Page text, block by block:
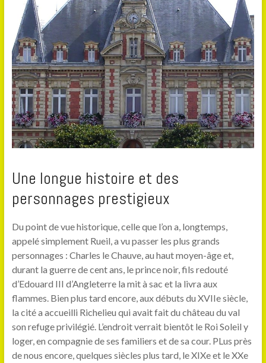
Une longue histoire et des
personnages prestigieux
Du point de vue historique, celle que l’on a, longtemps,
appelé simplement Rueil, a vu passer les plus grands
personnages : Charles le Chauve, au haut moyen-âge et,
durant la guerre de cent ans, le prince noir, fils redouté
d’Edouard III d’Angleterre la mit à sac et la livra aux
flammes. Bien plus tard encore, aux débuts du XVIIe siècle,
la cité a accueilli Richelieu qui avait fait du château du val
son refuge privilégié. L’endroit verrait bientôt le Roi Soleil y
loger, en compagnie de ses familiers et de sa cour. PLus près
de nous encore, quelques siècles plus tard, le XIXe et le XXe